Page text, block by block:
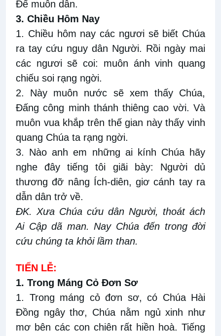
Đế muôn dân.
3. Chiều Hôm Nay
1. Chiều hôm nay các ngươi sẽ biết Chúa
ra tay cứu nguy dân Người. Rồi ngày mai
các ngươi sẽ coi: muôn ánh vinh quang
chiếu soi rạng ngời.
2. Này muôn nước sẽ xem thấy Chúa,
Đấng công minh thánh thiêng cao vời. Và
muôn vua khắp trên thế gian này thấy vinh
quang Chúa ta rạng ngời.
3. Nào anh em những ai kính Chúa hãy
nghe đây tiếng tôi giãi bày: Người dủ
thương đỡ nâng Ích-diên, giơ cánh tay ra
dẫn dân trở về.
ĐK. Xưa Chúa cứu dân Người, thoát ách
Ai Cập dã man. Nay Chúa đến trong đời
cứu chúng ta khỏi lầm than.
TIẾN LỄ:
1. Trong Máng Cỏ Đơn Sơ
1. Trong máng cỏ đơn sơ, có Chúa Hài
Đồng ngây thơ, Chúa nằm ngủ xinh như
mơ bên các con chiên rất hiền hoà. Tiếng